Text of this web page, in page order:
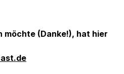
(Danke!), hat hier